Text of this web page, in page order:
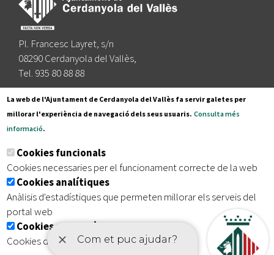
Pl. Francesc Layret, s/n
08290 Cerdanyola del Vallès,
Tel. 935 80 88 88
Segueix-nos a:
Subscriu-te al nostre butlletí
Inici | Avís legal | Protecció de dades
| Accessibilitat
La web de l'Ajuntament de Cerdanyola del Vallès fa servir galetes per
millorar l'experiència de navegació dels seus usuaris. Consulta més
informació.
Cookies funcionals
Cookies necessaries per el funcionament correcte de la web
Cookies analítiques
Anàlisis d'estadístiques que permeten millorar els serveis del
portal web
Cookies publicitàries
Cookies de tercers amb finalitat publicitària